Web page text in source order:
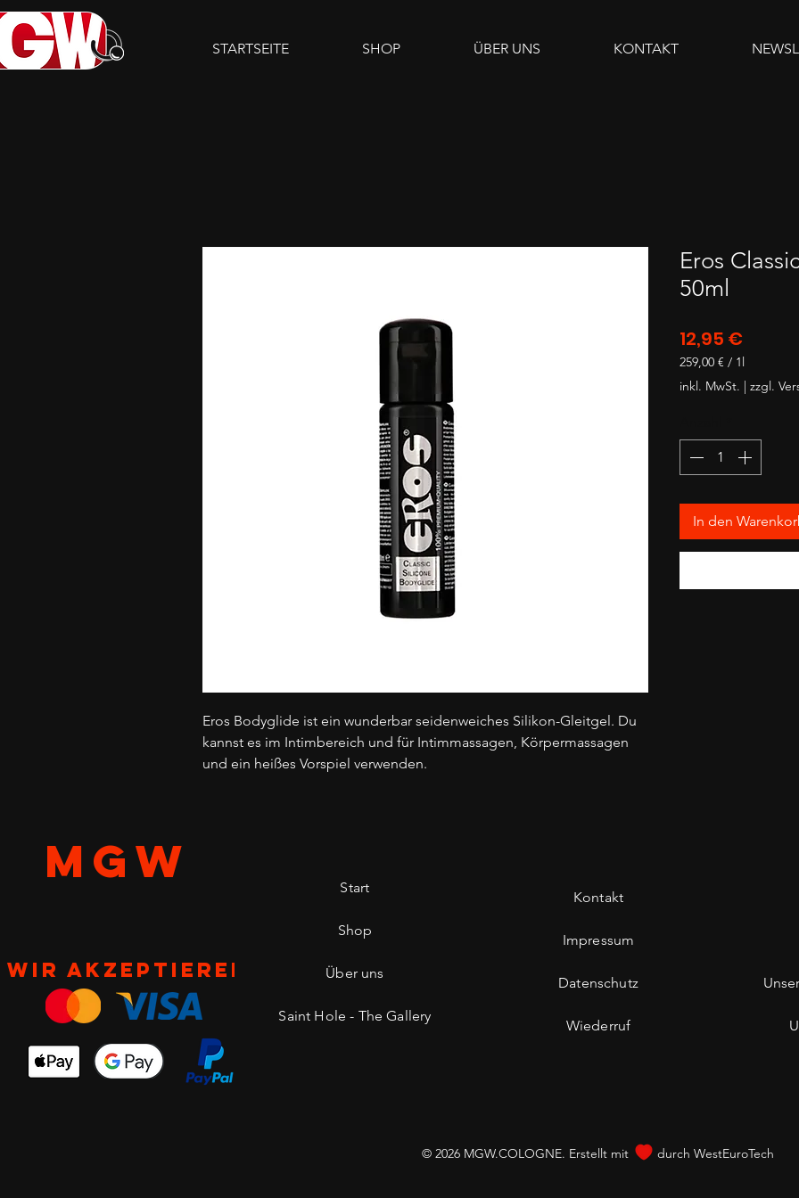
STARTSEITE SHOP ÜBER UNS KONTAKT
Eros Bodyglide ist ein wunderbar seidenweiches Silikon-Gleitgel. Du
kannst es im Intimbereich und für Intimmassagen, Körpermassagen
und ein heißes Vorspiel verwenden.
Eros
50ml
12,95 €
259,00 € / 1l
259,00 €
pro
inkl. MwSt. | zzgl.
In den
MGW
Wir akzeptieren
Start
Shop
Über uns
Saint Hole - The Gallery
Kontakt
Impressum
Datenschutz
Wiederruf
© 2026 MGW.COLOGNE. Erstellt mit durch WestEuroTech